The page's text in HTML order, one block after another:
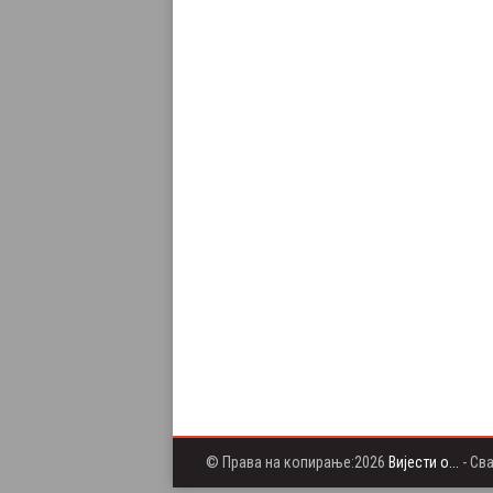
© Права на копирање:2026 Вијести о... -